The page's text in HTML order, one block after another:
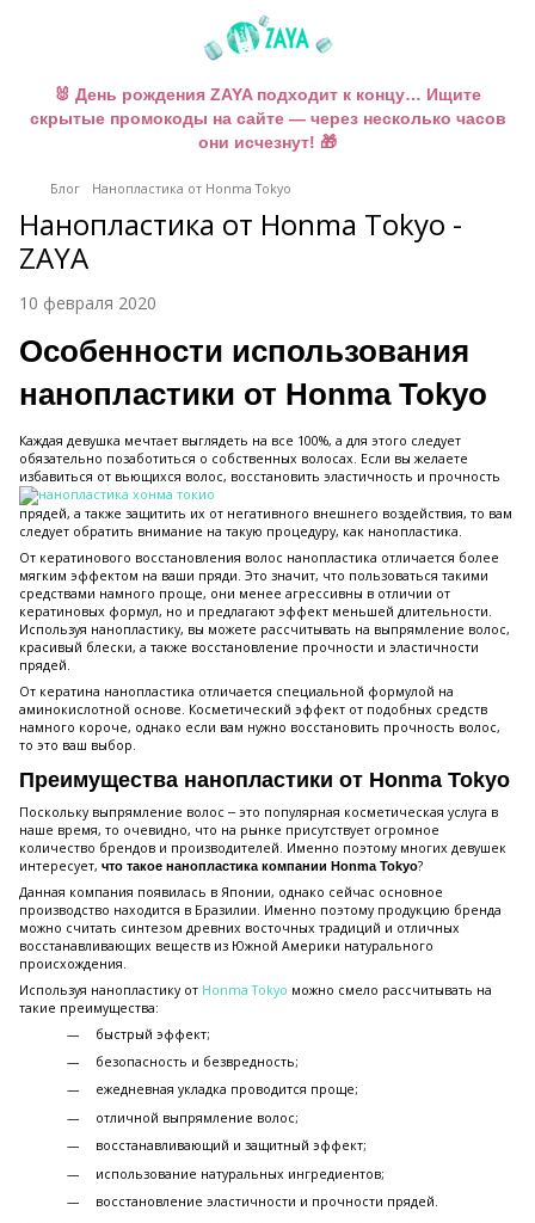
🐰 День рождения ZAYA подходит к концу… Ищите
скрытые промокоды на сайте — через несколько часов
они исчезнут! 🎁
Блог Нанопластика от Honma Tokyo
Нанопластика от Honma Tokyo -
ZAYA
10 февраля 2020
Особенности использования
нанопластики от Honma Tokyo
Каждая девушка мечтает выглядеть на все 100%, а для этого следует
обязательно позаботиться о собственных волосах. Если вы желаете
избавиться от вьющихся волос, восстановить эластичность и прочность
прядей, а также защитить их от негативного внешнего воздействия, то вам
следует обратить внимание на такую процедуру, как нанопластика.
От кератинового восстановления волос нанопластика отличается более
мягким эффектом на ваши пряди. Это значит, что пользоваться такими
средствами намного проще, они менее агрессивны в отличии от
кератиновых формул, но и предлагают эффект меньшей длительности.
Используя нанопластику, вы можете рассчитывать на выпрямление волос,
красивый блески, а также восстановление прочности и эластичности
прядей.
От кератина нанопластика отличается специальной формулой на
аминокислотной основе. Косметический эффект от подобных средств
намного короче, однако если вам нужно восстановить прочность волос,
то это ваш выбор.
Преимущества нанопластики от Honma Tokyo
Поскольку выпрямление волос ‒ это популярная косметическая услуга в
наше время, то очевидно, что на рынке присутствует огромное
количество брендов и производителей. Именно поэтому многих девушек
интересует, что такое нанопластика компании Honma Tokyo?
Данная компания появилась в Японии, однако сейчас основное
производство находится в Бразилии. Именно поэтому продукцию бренда
можно считать синтезом древних восточных традиций и отличных
восстанавливающих веществ из Южной Америки натурального
происхождения.
Используя нанопластику от Honma Tokyo можно смело рассчитывать на
такие преимущества:
быстрый эффект;
безопасность и безвредность;
ежедневная укладка проводится проще;
отличной выпрямление волос;
восстанавливающий и защитный эффект;
использование натуральных ингредиентов;
восстановление эластичности и прочности прядей.